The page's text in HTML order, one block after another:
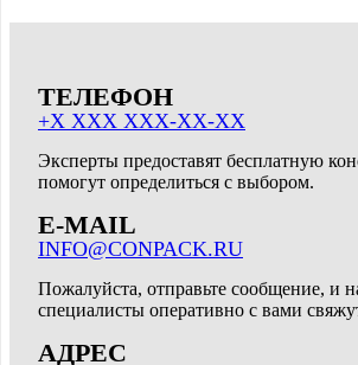
ТЕЛЕФОН
+X XXX XXX-XX-XX
Эксперты предоставят бесплатную
помогут определиться с выбором.
E-MAIL
INFO@CONPACK.RU
Пожалуйста, отправьте сообщение, и
специалисты оперативно с вами
АДРЕС